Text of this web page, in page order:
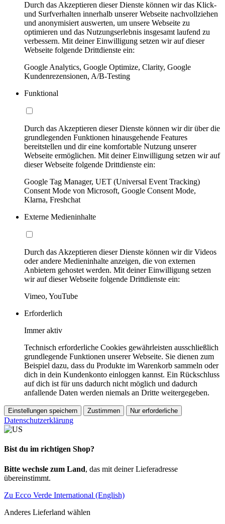
Durch das Akzeptieren dieser Dienste können wir das Klick-
und Surfverhalten innerhalb unserer Webseite nachvollziehen
und anonymisiert auswerten, um unsere Webseite zu
optimieren und das Nutzungserlebnis insgesamt laufend zu
verbessern. Mit deiner Einwilligung setzen wir auf dieser
Webseite folgende Drittdienste ein:
Google Analytics, Google Optimize, Clarity, Google
Kundenrezensionen, A/B-Testing
Funktional
Durch das Akzeptieren dieser Dienste können wir dir über die
grundlegenden Funktionen hinausgehende Features
bereitstellen und dir eine komfortable Nutzung unserer
Webseite ermöglichen. Mit deiner Einwilligung setzen wir auf
dieser Webseite folgende Drittdienste ein:
Google Tag Manager, UET (Universal Event Tracking)
Consent Mode von Microsoft, Google Consent Mode,
Klarna, Freshchat
Externe Medieninhalte
Durch das Akzeptieren dieser Dienste können wir dir Videos
oder andere Medieninhalte anzeigen, die von externen
Anbietern gehostet werden. Mit deiner Einwilligung setzen
wir auf dieser Webseite folgende Drittdienste ein:
Vimeo, YouTube
Erforderlich
Immer aktiv
Technisch erforderliche Cookies gewährleisten ausschließlich
grundlegende Funktionen unserer Webseite. Sie dienen zum
Beispiel dazu, dass du Produkte im Warenkorb sammeln oder
dich in dein Kundenkonto einloggen kannst. Ein Rückschluss
auf dich ist für uns dadurch nicht möglich und dadurch
anfallende Daten werden niemals an Dritte weitergegeben.
Einstellungen speichern Zustimmen Nur erforderliche
Datenschutzerklärung
Bist du im richtigen Shop?
Bitte wechsle zum Land, das mit deiner Lieferadresse
übereinstimmt.
Zu Ecco Verde International (English)
Anderes Lieferland wählen